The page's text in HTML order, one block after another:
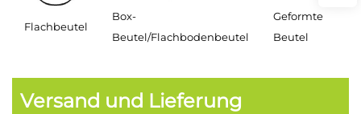
Flachbeutel
Box-
Beutel/Flachbodenbeutel
Geformte
Beutel
Versand und Lieferung